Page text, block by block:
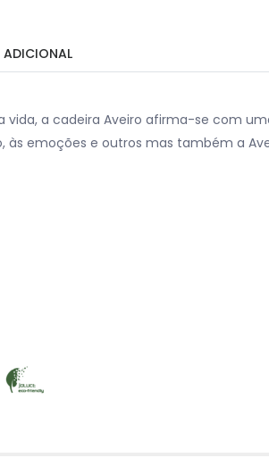
vida, a cadeira Aveiro afirma-se com
às emoções e outros mas também a